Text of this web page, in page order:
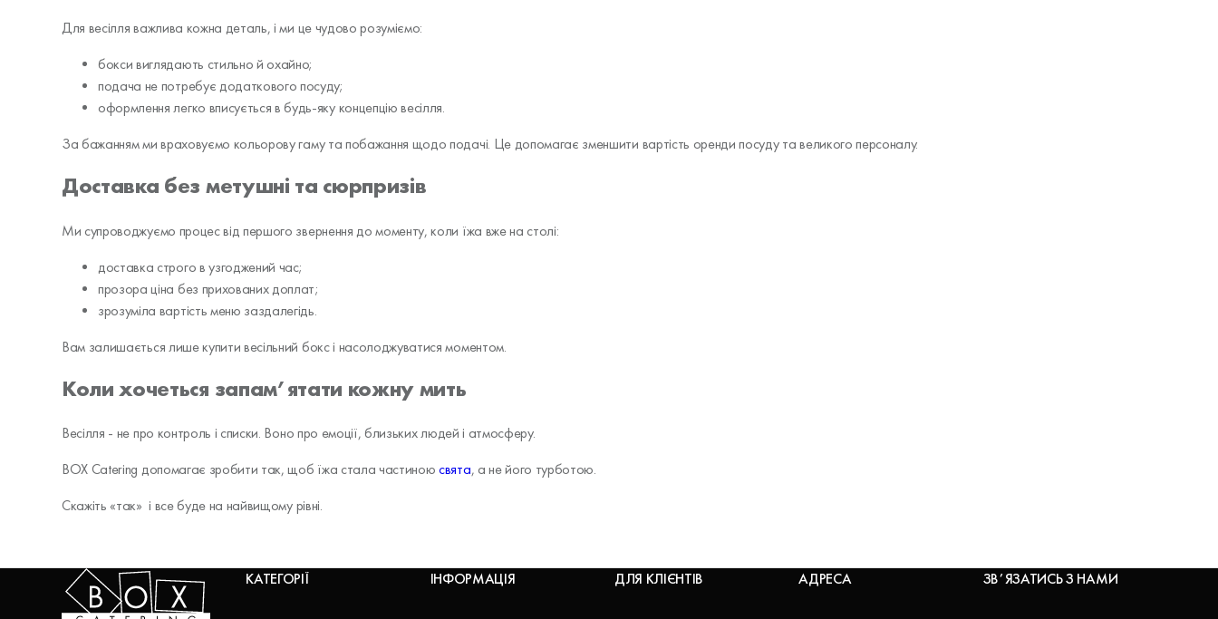
Для весілля важлива кожна деталь, і ми це чудово розуміємо:
бокси виглядають стильно й охайно;
подача не потребує додаткового посуду;
оформлення легко вписується в будь-яку концепцію весілля.
За бажанням ми враховуємо кольорову гаму та побажання щодо подачі. Це допомагає зменшити вартість оренди посуду та великого персоналу.
Доставка без метушні та сюрпризів
Ми супроводжуємо процес від першого звернення до моменту, коли їжа вже на столі:
доставка строго в узгоджений час;
прозора ціна без прихованих доплат;
зрозуміла вартість меню заздалегідь.
Вам залишається лише купити весільний бокс і насолоджуватися моментом.
Коли хочеться запам’ятати кожну мить
Весілля - не про контроль і списки. Воно про емоції, близьких людей і атмосферу.
BOX Catering допомагає зробити так, щоб їжа стала частиноюсвята, а не його турботою.
Скажіть «так» і все буде на найвищому рівні.
КАТЕГОРІЇ ІНФОРМАЦІЯ ДЛЯ КЛІЄНТІВ АДРЕСА ЗВʼЯЗАТИСЬ З НАМИ